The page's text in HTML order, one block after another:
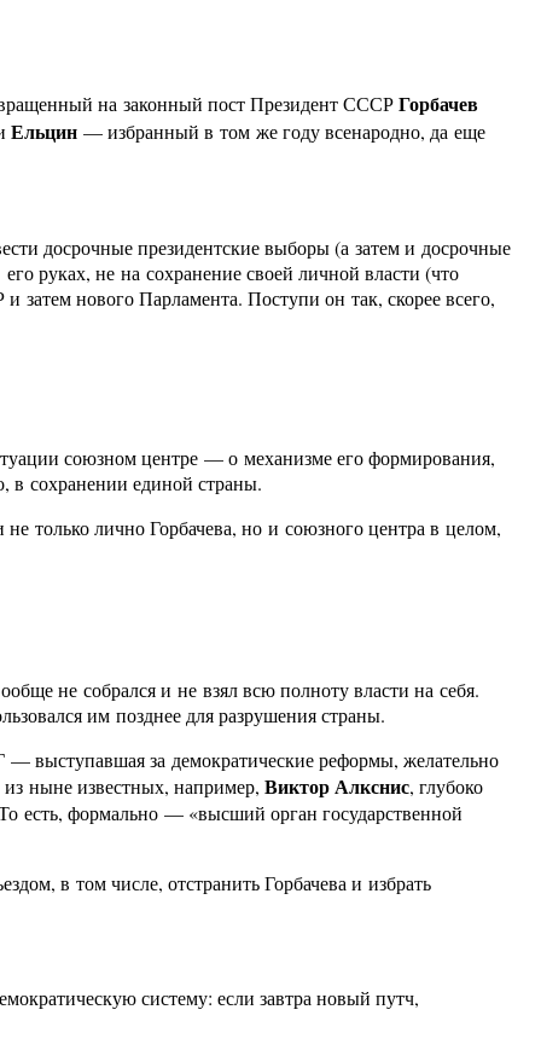
на законный пост Президент СССРГорбачев
Ельцин — избранный в том же году всенародно, да еще
досрочные президентские выборы (а затем и досрочные
руках, не на сохранение своей личной власти (что
нового Парламента. Поступи он так, скорее всего,
союзном центре — о механизме его формирования,
в сохранении единой страны.
только лично Горбачева, но и союзного центра в целом,
не собрался и не взял всю полноту власти на себя.
им позднее для разрушения страны.
выступавшая за демократические реформы, желательно
ныне известных, например, Виктор Алкснис, глубоко
есть, формально — «высший орган государственной
в том числе, отстранить Горбачева и избрать
систему: если завтра новый путч,